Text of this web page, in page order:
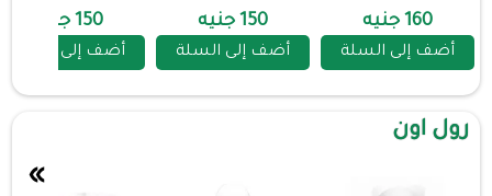
160 جنيه
أضف إلى السلة
150 جنيه
أضف إلى السلة
150 جنيه
أضف إلى السلة
رول اون
»